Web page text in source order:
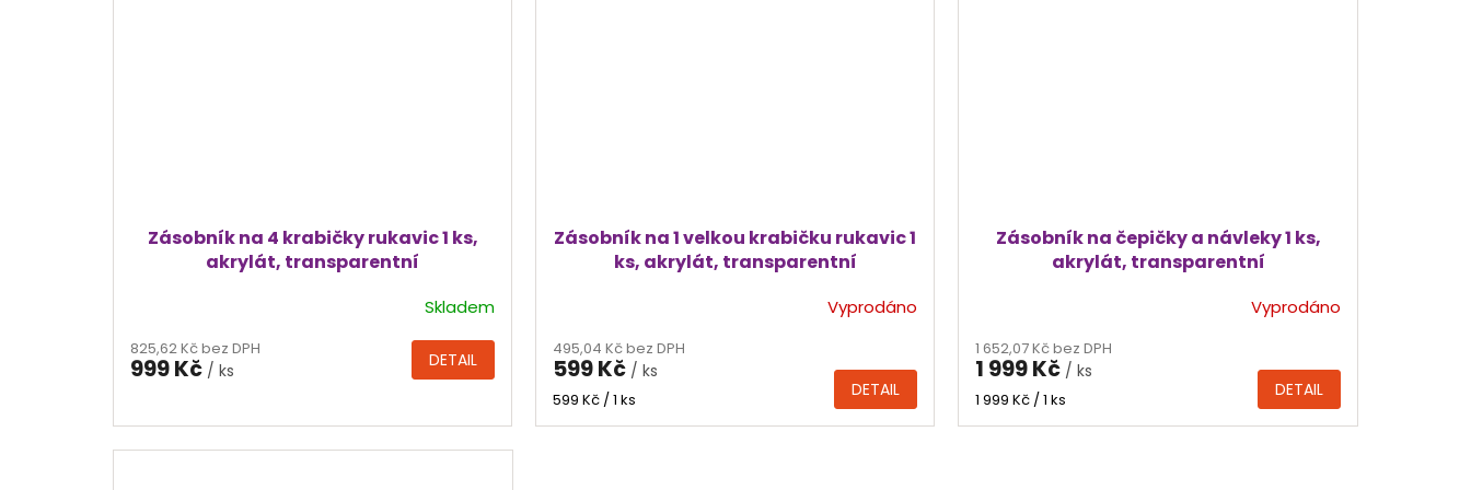
Zásobník na 4 krabičky rukavic 1 ks,
akrylát, transparentní
produktu
je
Skladem
825,62 Kč bez DPH
999 Kč / ks DETAIL
Zásobník na 1 velkou krabičku rukavic 1
ks, akrylát, transparentní
Vyprodáno
495,04 Kč bez DPH
599 Kč / ks
Měrná
599 Kč / 1 ks DETAIL
Zásobník na čepičky a návleky 1 ks,
akrylát, transparentní
Vyprodáno
1 652,07 Kč bez DPH
1 999 Kč / ks
Měrná
1 999 Kč / 1 ks DETAIL